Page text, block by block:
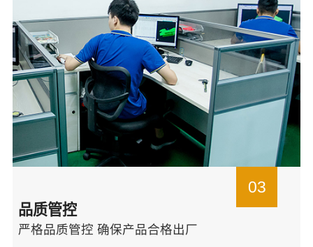
03
品质管控
严格品质管控 确保产品合格出厂